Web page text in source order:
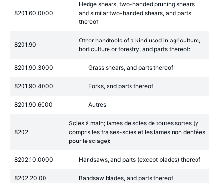
8201.60.0000
Hedge shears, two-handed pruning shears
and similar two-handed shears, and parts
thereof
8201.90
Other handtools of a kind used in agriculture,
horticulture or forestry, and parts thereof:
8201.90.3000 Grass shears, and parts thereof
8201.90.4000 Forks, and parts thereof
8201.90.6000 Autres
8202
Scies à main; lames de scies de toutes sortes (y
compris les fraises-scies et les lames non dentées
pour le sciage):
8202.10.0000 Handsaws, and parts (except blades) thereof
8202.20.00 Bandsaw blades, and parts thereof